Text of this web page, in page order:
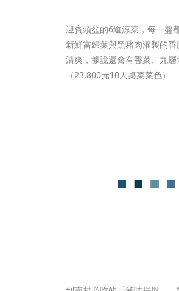
迎賓頭盆的6道涼菜，每一盤
新鮮當歸葉與黑豬肉灌製的
清爽，據說還會有香菜、九層
（23,800元10人桌菜菜色）